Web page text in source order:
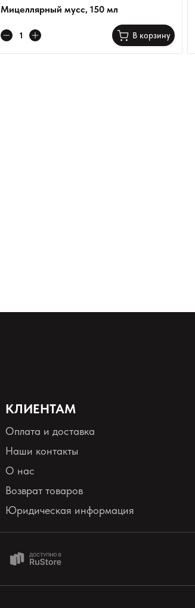
Мицеллярный мусс, 150 мл
В корзину
КЛИЕНТАМ
Оплата и доставка
Наши контакты
О нас
Возврат товаров
Юридическая информация